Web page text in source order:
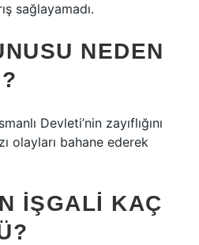
sağlayamadı.
NEDEN
Devleti’nin zayıflığını
olayları bahane ederek
IŞGALI KAÇ